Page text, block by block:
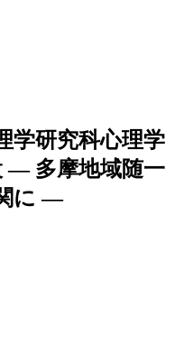
学研究科心理学
— 多摩地域随一
に —